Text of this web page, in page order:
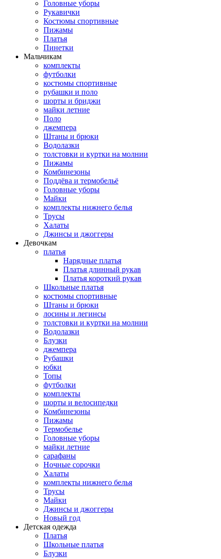
Головные уборы
Рукавички
Костюмы спортивные
Пижамы
Платья
Пинетки
Мальчикам
комплекты
футболки
костюмы спортивные
рубашки и поло
шорты и бриджи
майки летние
Поло
джемпера
Штаны и брюки
Водолазки
толстовки и куртки на молнии
Пижамы
Комбинезоны
Поддёва и термобельё
Головные уборы
Майки
комплекты нижнего белья
Трусы
Халаты
Джинсы и джоггеры
Девочкам
платья
Нарядные платья
Платья длинный рукав
Платья короткий рукав
Школьные платья
костюмы спортивные
Штаны и брюки
лосины и легинсы
толстовки и куртки на молнии
Водолазки
Блузки
джемпера
Рубашки
юбки
Топы
футболки
комплекты
шорты и велосипедки
Комбинезоны
Пижамы
Термобелье
Головные уборы
майки летние
сарафаны
Ночные сорочки
Халаты
комплекты нижнего белья
Трусы
Майки
Джинсы и джоггеры
Новый год
Детская одежда
Платья
Школьные платья
Блузки